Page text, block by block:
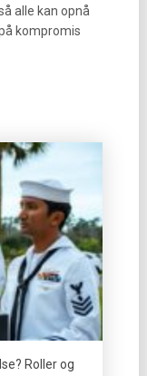
alle kan opnå
kompromis
Roller og